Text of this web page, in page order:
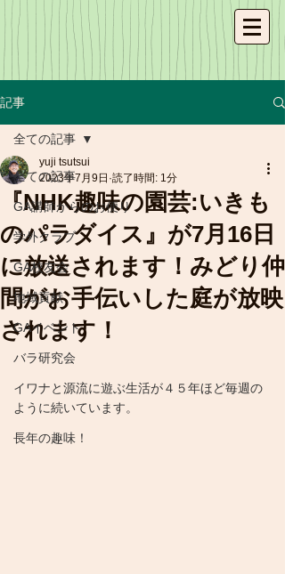
記事
全ての記事
GA講師からのお便り
学外クラブ
GA校友会
地域貢献
GAイベント
バラ研究会
イワナと源流に遊ぶ生活が４５年ほど毎週の
ように続いています。
長年の趣味！
全ての記事
『NHK趣味の園芸:いきも
のパラダイス』が7月16日
に放送されます！みどり仲
間がお手伝いした庭が放映
されます！
yuji tsutsui
2023年7月9日 読了時間: 1分